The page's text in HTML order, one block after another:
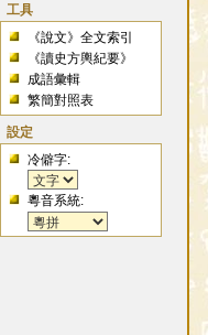
工具
《說文》全文索引
《讀史方輿紀要》
成語彙輯
繁簡對照表
設定
冷僻字:
粵音系統: